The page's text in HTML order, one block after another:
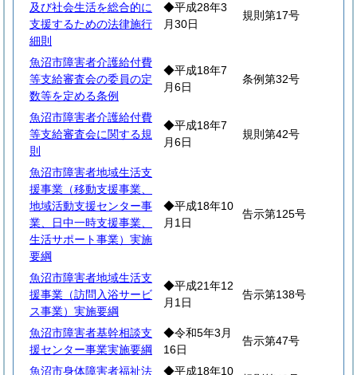
及び社会生活を総合的に
支援するための法律施行
細則
◆平成28年3
月30日
規則第17号
魚沼市障害者介護給付費
等支給審査会の委員の定
数等を定める条例
◆平成18年7
月6日
条例第32号
魚沼市障害者介護給付費
等支給審査会に関する規
則
◆平成18年7
月6日
規則第42号
魚沼市障害者地域生活支
援事業（移動支援事業、
地域活動支援センター事
業、日中一時支援事業、
生活サポート事業）実施
要綱
◆平成18年10
月1日
告示第125号
魚沼市障害者地域生活支
援事業（訪問入浴サービ
ス事業）実施要綱
◆平成21年12
月1日
告示第138号
魚沼市障害者基幹相談支
援センター事業実施要綱
◆令和5年3月
16日
告示第47号
魚沼市身体障害者福祉法
◆平成18年10